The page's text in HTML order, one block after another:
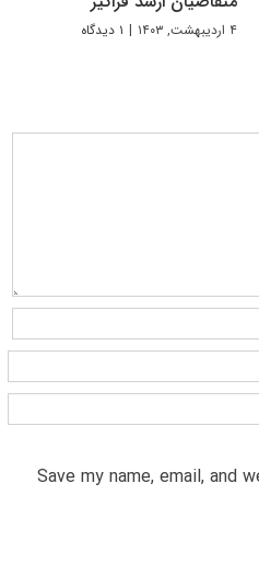
۴ اردیبهشت, ۱۴۰۳ | ۱ دیدگاه
Save my name, email, and